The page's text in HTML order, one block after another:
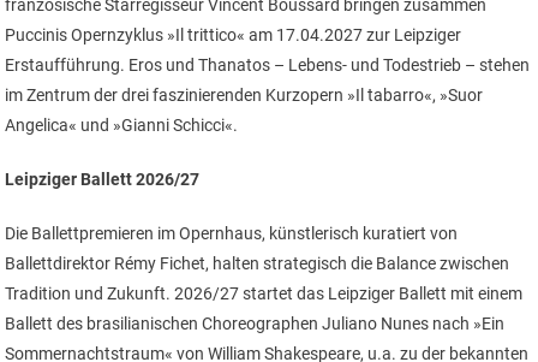
französische Starregisseur Vincent Boussard bringen zusammen
Puccinis Opernzyklus »Il trittico« am 17.04.2027 zur Leipziger
Erstaufführung. Eros und Thanatos – Lebens- und Todestrieb – stehen
im Zentrum der drei faszinierenden Kurzopern »Il tabarro«, »Suor
Angelica« und »Gianni Schicci«.
Leipziger Ballett 2026/27
Die Ballettpremieren im Opernhaus, künstlerisch kuratiert von
Ballettdirektor Rémy Fichet, halten strategisch die Balance zwischen
Tradition und Zukunft. 2026/27 startet das Leipziger Ballett mit einem
Ballett des brasilianischen Choreographen Juliano Nunes nach »Ein
Sommernachtstraum« von William Shakespeare, u.a. zu der bekannten